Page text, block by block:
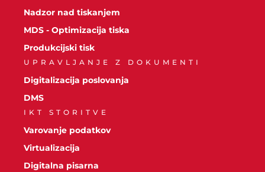
Nadzor nad tiskanjem
MDS - Optimizacija tiska
Produkcijski tisk
UPRAVLJANJE Z DOKUMENTI
Digitalizacija poslovanja
DMS
IKT STORITVE
Varovanje podatkov
Virtualizacija
Digitalna pisarna